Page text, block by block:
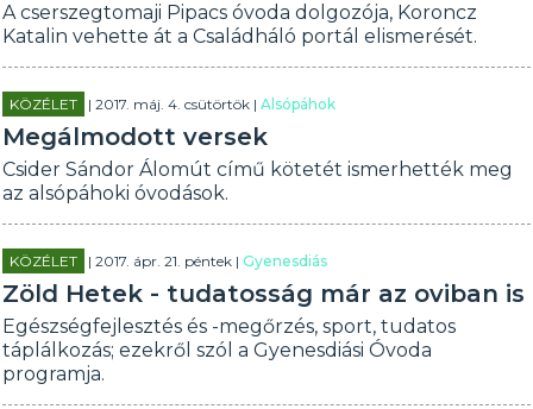
A cserszegtomaji Pipacs óvoda dolgozója, Koroncz
Katalin vehette át a Családháló portál elismerését.
KÖZÉLET | 2017. máj. 4. csütörtök |Alsópáhok
Megálmodott versek
Csider Sándor Álomút című kötetét ismerhették meg
az alsópáhoki óvodások.
KÖZÉLET | 2017. ápr. 21. péntek |Gyenesdiás
Zöld Hetek - tudatosság már az oviban is
Egészségfejlesztés és -megőrzés, sport, tudatos
táplálkozás; ezekről szól a Gyenesdiási Óvoda
programja.